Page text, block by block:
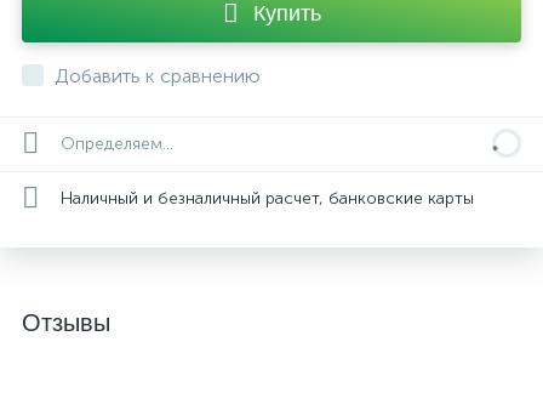
Купить
Добавить к сравнению
Определяем...
Наличный и безналичный расчет, банковские карты
Отзывы